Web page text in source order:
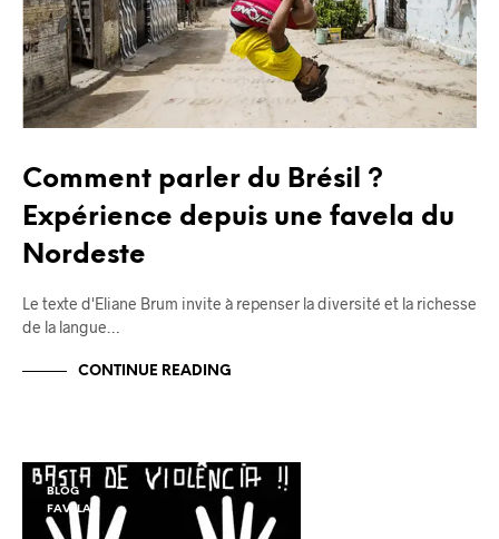
Comment parler du Brésil ?
Expérience depuis une favela du
Nordeste
Le texte d'Eliane Brum invite à repenser la diversité et la richesse
de la langue…
CONTINUE READING
BLOG
FAVELA